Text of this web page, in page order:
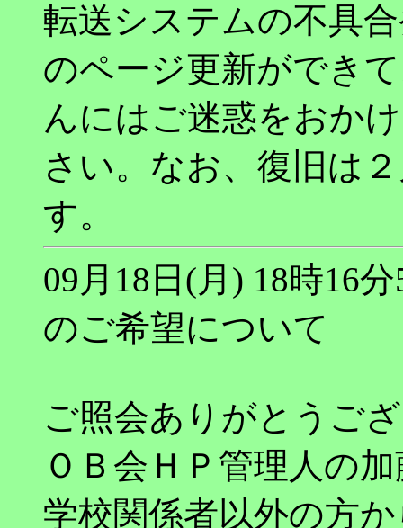
転送システムの不具
のページ更新ができ
んにはご迷惑をおか
さい。なお、復旧は
す。
09月18日(月) 18時
のご希望について
ご照会ありがとうご
ＯＢ会ＨＰ管理人の
学校関係者以外の方